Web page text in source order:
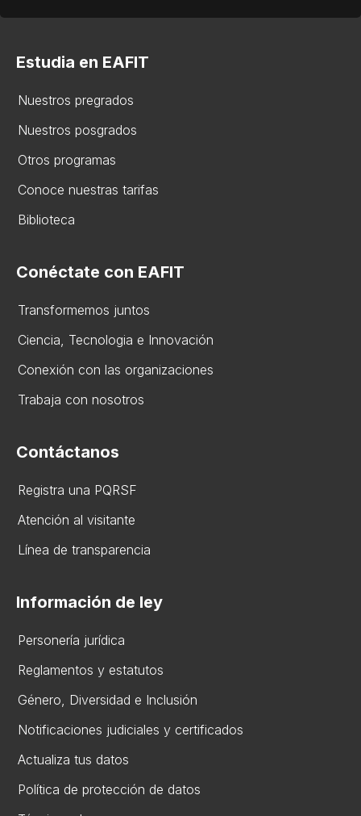
Estudia en EAFIT
Nuestros pregrados
Nuestros posgrados
Otros programas
Conoce nuestras tarifas
Biblioteca
Conéctate con EAFIT
Transformemos juntos
Ciencia, Tecnologia e Innovación
Conexión con las organizaciones
Trabaja con nosotros
Contáctanos
Registra una PQRSF
Atención al visitante
Línea de transparencia
Información de ley
Personería jurídica
Reglamentos y estatutos
Gén​ero, Diversidad ​e Inclusión
Notificaciones judiciales y certificados
Actualiza tus datos
Política de protección de datos